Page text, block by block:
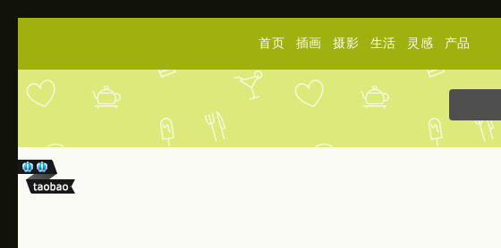
首页 插画 摄影 生活 灵感 产品